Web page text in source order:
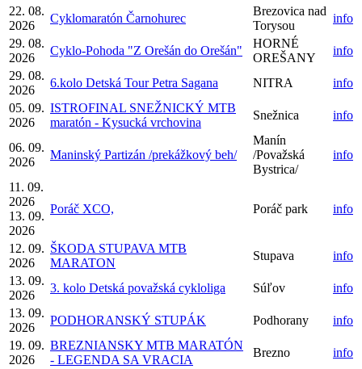
22. 08.
2026
Cyklomaratón Čarnohurec
Brezovica nad
Torysou
info
29. 08.
2026
Cyklo-Pohoda "Z Orešán do Orešán"
HORNÉ
OREŠANY
info
29. 08.
2026
6.kolo Detská Tour Petra Sagana NITRA
info
05. 09.
2026
ISTROFINAL SNEŽNICKÝ MTB
maratón - Kysucká vrchovina
Snežnica info
06. 09.
2026
Maninský Partizán /prekážkový beh/
Manín
/Považská
Bystrica/
info
11. 09.
2026
13. 09.
2026
Poráč XCO, Poráč park info
12. 09.
2026
ŠKODA STUPAVA MTB
MARATON
Stupava
info
13. 09.
2026
3. kolo Detská považská cykloliga Súľov
info
13. 09.
2026
PODHORANSKÝ STUPÁK Podhorany
info
19. 09.
2026
BREZNIANSKY MTB MARATÓN
- LEGENDA SA VRACIA
Brezno
info